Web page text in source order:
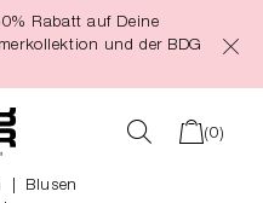
Rabatt auf Deine
und der BDG
(0)
Blusen